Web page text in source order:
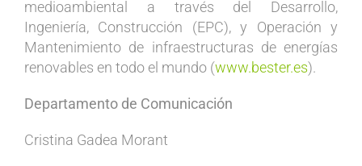
medioambiental a través del Desarrollo,
Ingeniería, Construcción (EPC), y Operación y
Mantenimiento de infraestructuras de energías
renovables en todo el mundo (www.bester.es).
Departamento de Comunicación
Cristina Gadea Morant